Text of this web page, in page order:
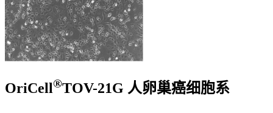
OriCell®TOV-21G 人卵巢癌细胞系